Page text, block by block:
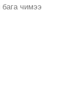
чимээ